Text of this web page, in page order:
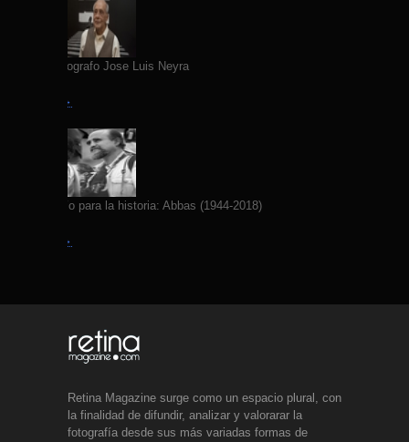
Fallece Fotografo Jose Luis Neyra
Leer más →
Yo fotografío para la historia: Abbas (1944-2018)
Leer más →
Retina Magazine surge como un espacio plural, con
la finalidad de difundir, analizar y valorarar la
fotografía desde sus más variadas formas de